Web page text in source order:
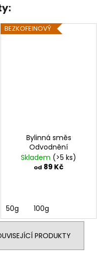
BEZKOFEINOVÝ
Bylinná směs
Odvodnění
Skladem (>5 ks)
od 89 Kč
50g 100g
PRODUKTY